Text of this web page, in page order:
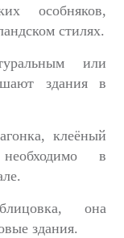
особняков,
стилях.
или
здания в
клеёный
в
она
здания.